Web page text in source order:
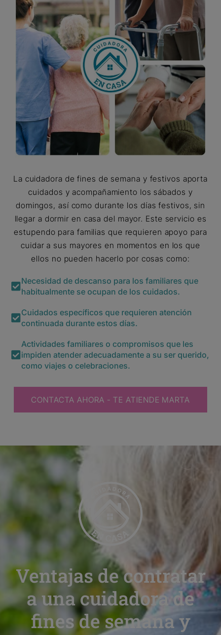
La cuidadora de fines de semana y festivos aporta
cuidados y acompañamiento los sábados y
domingos, así como durante los días festivos, sin
llegar a dormir en casa del mayor. Este servicio es
estupendo para familias que requieren apoyo para
cuidar a sus mayores en momentos en los que
ellos no pueden hacerlo por cosas como:
Necesidad de descanso para los familiares que
habitualmente se ocupan de los cuidados.
Cuidados específicos que requieren atención
continuada durante estos días.
Actividades familiares o compromisos que les
impiden atender adecuadamente a su ser querido,
como viajes o celebraciones.
CONTACTA AHORA - TE ATIENDE MARTA
Ventajas de contratar
a una cuidadora de
fines de semana y